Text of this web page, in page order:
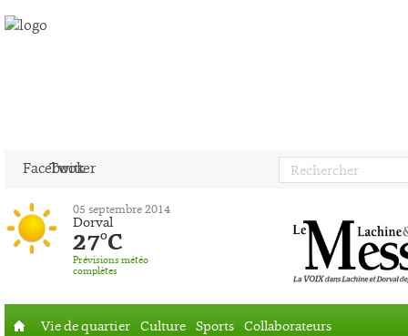
Facebook
Twitter
05 septembre 2014
Dorval
27°C
Prévisions météo
complètes
Vie de quartier Culture Sports Collaborateurs